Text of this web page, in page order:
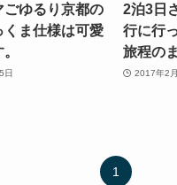
ごゆるり京都の
くま仕様は可愛
日
2泊3日
行に行
旅程の
2017年2
1